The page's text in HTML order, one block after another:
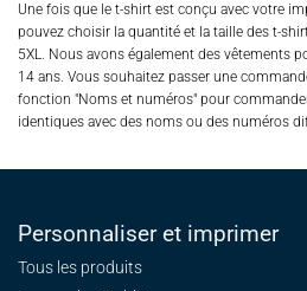
Une fois que le t-shirt est conçu avec votre
pouvez choisir la quantité et la taille des t-
5XL. Nous avons également des vêtements
14 ans. Vous souhaitez passer une
fonction "Noms et numéros" pour
identiques avec des noms ou des numéros
Personnaliser et imprimer
Tous les produits